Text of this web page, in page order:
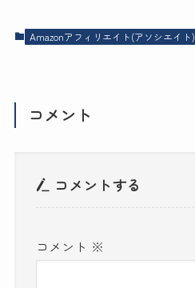
Amazonアフィリエイト(アソシエイト)
コメント
コメントする
コメント ※